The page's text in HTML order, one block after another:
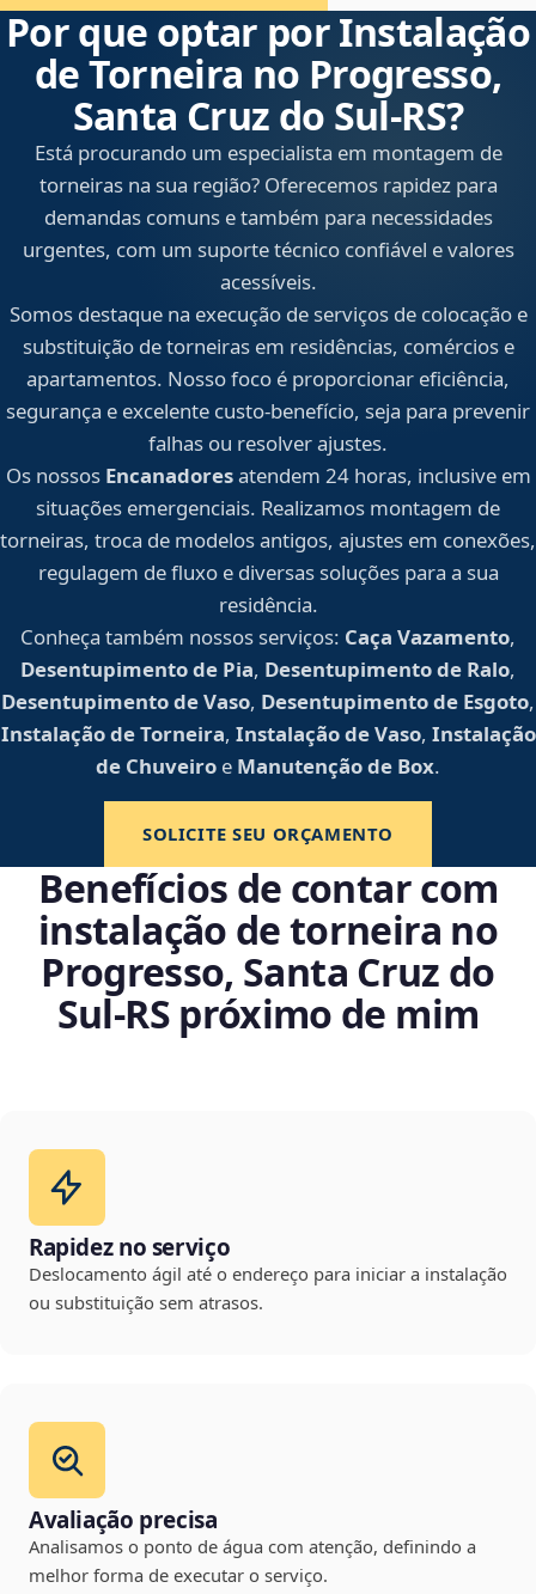
Por que optar por Instalação
de Torneira no Progresso,
Santa Cruz do Sul‑RS?
Está procurando um especialista em montagem de
torneiras na sua região? Oferecemos rapidez para
demandas comuns e também para necessidades
urgentes, com um suporte técnico confiável e valores
acessíveis.
Somos destaque na execução de serviços de colocação e
substituição de torneiras em residências, comércios e
apartamentos. Nosso foco é proporcionar eficiência,
segurança e excelente custo-benefício, seja para prevenir
falhas ou resolver ajustes.
Os nossos Encanadoresatendem 24 horas, inclusive em
situações emergenciais. Realizamos montagem de
torneiras, troca de modelos antigos, ajustes em conexões,
regulagem de fluxo e diversas soluções para a sua
residência.
Conheça também nossos serviços: Caça Vazamento,
Desentupimento de Pia, Desentupimento de Ralo,
Desentupimento de Vaso, Desentupimento de Esgoto,
Instalação de Torneira, Instalação de Vaso, Instalação
de Chuveiro e Manutenção de Box.
SOLICITE SEU ORÇAMENTO
Benefícios de contar com
instalação de torneira no
Progresso, Santa Cruz do
Sul‑RS próximo de mim
Rapidez no serviço
Deslocamento ágil até o endereço para iniciar a instalação
ou substituição sem atrasos.
Avaliação precisa
Analisamos o ponto de água com atenção, definindo a
melhor forma de executar o serviço.